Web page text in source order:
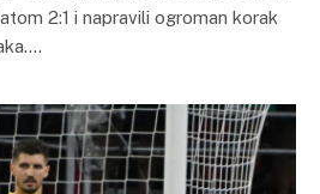
2:1 i napravili ogroman korak